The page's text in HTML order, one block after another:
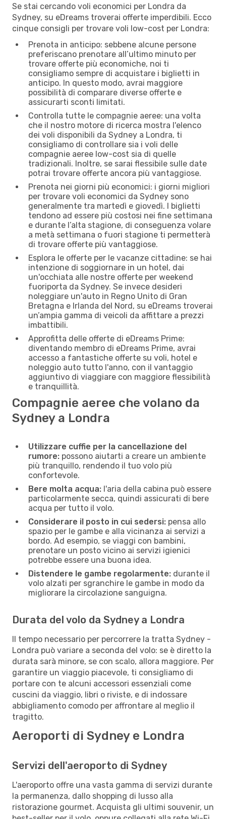
Se stai cercando voli economici per Londra da
Sydney, su eDreams troverai offerte imperdibili. Ecco
cinque consigli per trovare voli low-cost per Londra:
Prenota in anticipo: sebbene alcune persone
preferiscano prenotare all’ultimo minuto per
trovare offerte più economiche, noi ti
consigliamo sempre di acquistare i biglietti in
anticipo. In questo modo, avrai maggiore
possibilità di comparare diverse offerte e
assicurarti sconti limitati.
Controlla tutte le compagnie aeree: una volta
che il nostro motore di ricerca mostra l'elenco
dei voli disponibili da Sydney a Londra, ti
consigliamo di controllare sia i voli delle
compagnie aeree low-cost sia di quelle
tradizionali. Inoltre, se sarai flessibile sulle date
potrai trovare offerte ancora più vantaggiose.
Prenota nei giorni più economici: i giorni migliori
per trovare voli economici da Sydney sono
generalmente tra martedì e giovedì. I biglietti
tendono ad essere più costosi nei fine settimana
e durante l’alta stagione, di conseguenza volare
a metà settimana o fuori stagione ti permetterà
di trovare offerte più vantaggiose.
Esplora le offerte per le vacanze cittadine: se hai
intenzione di soggiornare in un hotel, dai
un'occhiata alle nostre offerte per weekend
fuoriporta da Sydney. Se invece desideri
noleggiare un'auto in Regno Unito di Gran
Bretagna e Irlanda del Nord, su eDreams troverai
un’ampia gamma di veicoli da affittare a prezzi
imbattibili.
Approfitta delle offerte di eDreams Prime:
diventando membro di eDreams Prime, avrai
accesso a fantastiche offerte su voli, hotel e
noleggio auto tutto l'anno, con il vantaggio
aggiuntivo di viaggiare con maggiore flessibilità
e tranquillità.
Compagnie aeree che volano da
Sydney a Londra
Utilizzare cuffie per la cancellazione del
rumore: possono aiutarti a creare un ambiente
più tranquillo, rendendo il tuo volo più
confortevole.
Bere molta acqua: l'aria della cabina può essere
particolarmente secca, quindi assicurati di bere
acqua per tutto il volo.
Considerare il posto in cui sedersi: pensa allo
spazio per le gambe e alla vicinanza ai servizi a
bordo. Ad esempio, se viaggi con bambini,
prenotare un posto vicino ai servizi igienici
potrebbe essere una buona idea.
Distendere le gambe regolarmente: durante il
volo alzati per sgranchire le gambe in modo da
migliorare la circolazione sanguigna.
Durata del volo da Sydney a Londra
Il tempo necessario per percorrere la tratta Sydney -
Londra può variare a seconda del volo: se è diretto la
durata sarà minore, se con scalo, allora maggiore. Per
garantire un viaggio piacevole, ti consigliamo di
portare con te alcuni accessori essenziali come
cuscini da viaggio, libri o riviste, e di indossare
abbigliamento comodo per affrontare al meglio il
tragitto.
Aeroporti di Sydney e Londra
Servizi dell'aeroporto di Sydney
L'aeroporto offre una vasta gamma di servizi durante
la permanenza, dallo shopping di lusso alla
ristorazione gourmet. Acquista gli ultimi souvenir, un